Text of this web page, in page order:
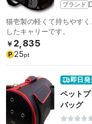
ブランド
猫壱製の軽くて持ちやす
したキャリーです。
￥ 2,835
P 25pt
即日発
ペット
バッグ